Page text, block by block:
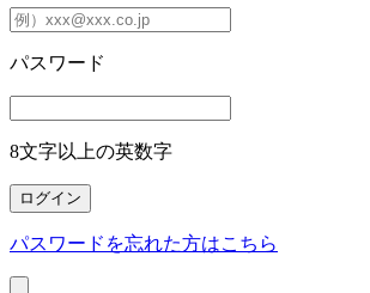
パスワード
8文字以上の英数字
パスワードを忘れた方はこちら